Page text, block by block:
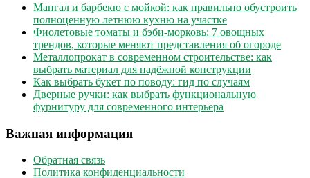
Мангал и барбекю с мойкой: как правильно обустроить
полноценную летнюю кухню на участке
Фиолетовые томаты и бэби-морковь: 7 овощных
трендов, которые меняют представления об огороде
Металлопрокат в современном строительстве: как
выбрать материал для надёжной конструкции
Как выбрать букет по поводу: гид по случаям
Дверные ручки: как выбрать функциональную
фурнитуру для современного интерьера
Важная информация
Обратная связь
Политика конфиденциальности